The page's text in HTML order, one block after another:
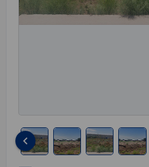
keyboard_arrow_left